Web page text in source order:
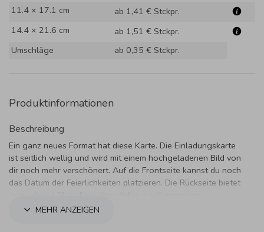
11.4 × 17.1 cm
ab 1,41 € Stckpr.
14.4 × 21.6 cm
ab 1,51 € Stckpr.
Umschläge
ab 0,35 € Stckpr.
Produktinformationen
Beschreibung
Ein ganz neues Format hat diese Karte. Die Einladungskarte
ist seitlich wellig und wird mit einem hochgeladenen Bild von
dir noch mehr verschönert. Auf die Frontseite kannst du noch
das Datum der Feierlichkeiten platzieren. Die Rückseite bietet
MEHR ANZEIGEN